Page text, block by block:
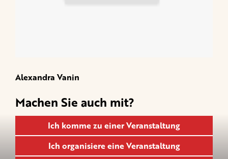
Alexandra Vanin
Machen Sie auch mit?
Ich komme zu einer Veranstaltung
Ich organisiere eine Veranstaltung